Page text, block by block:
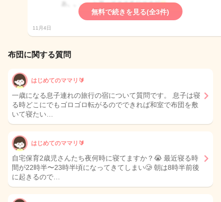
無料で続きを見る(全3件)
11月4日
布団に関する質問
はじめてのママリ🔰
一歳になる息子連れの旅行の宿について質問です。 息子は寝
る時どこにでもゴロゴロ転がるのでできれば和室で布団を敷
いて寝たい…
はじめてのママリ🔰
自宅保育2歳児さんたち夜何時に寝てますか？😭 最近寝る時
間が22時半〜23時半頃になってきてしまい🥲 朝は8時半前後
に起きるので…